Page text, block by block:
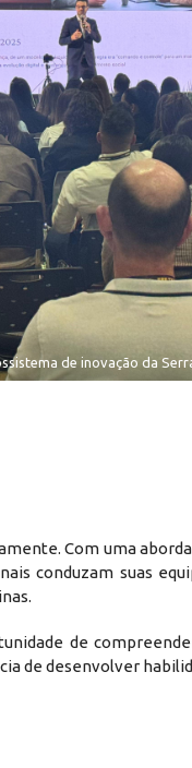
de inovação da
Com uma
conduzam suas
de
de desenvolver